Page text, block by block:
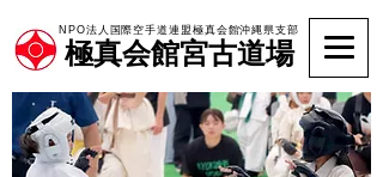
極真会館宮古道場
NPO法人国際空手道連盟極真会館沖縄県支部